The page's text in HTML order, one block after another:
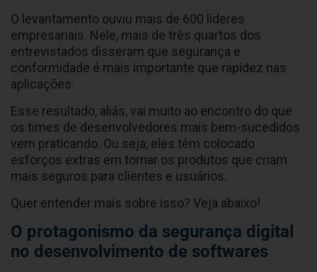
O levantamento ouviu mais de 600 líderes
empresariais. Nele, mais de três quartos dos
entrevistados disseram que segurança e
conformidade é mais importante que rapidez nas
aplicações.
Esse resultado, aliás, vai muito ao encontro do que
os times de desenvolvedores mais bem-sucedidos
vem praticando. Ou seja, eles têm colocado
esforços extras em tornar os produtos que criam
mais seguros para clientes e usuários.
Quer entender mais sobre isso? Veja abaixo!
O protagonismo da segurança digital
no desenvolvimento de softwares